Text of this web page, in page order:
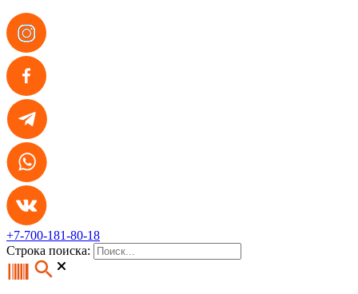
+7-700-181-80-18
Строка поиска: